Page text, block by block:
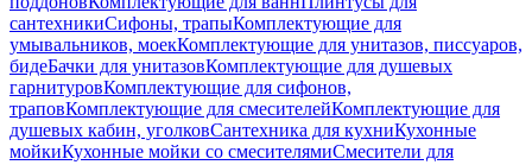
сантехникиСифоны, трапыКомплектующие для
умывальников, моекКомплектующие для унитазов, писсуаров,
бидеБачки для унитазовКомплектующие для душевых
гарнитуровКомплектующие для сифонов,
траповКомплектующие для смесителейКомплектующие для
душевых кабин, уголковСантехника для кухниКухонные
мойкиКухонные мойки со смесителямиСмесители для